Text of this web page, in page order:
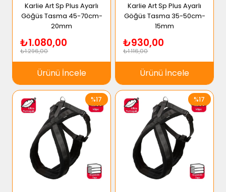
Karlie Art Sp Plus Ayarlı
Göğüs Tasma 45-70cm-
20mm
₺1.080,00
₺1.296,00
Ürünü İncele
Karlie Art Sp Plus Ayarlı
Göğüs Tasma 35-50cm-
15mm
₺930,00
₺1.116,00
Ürünü İncele
%17 %17